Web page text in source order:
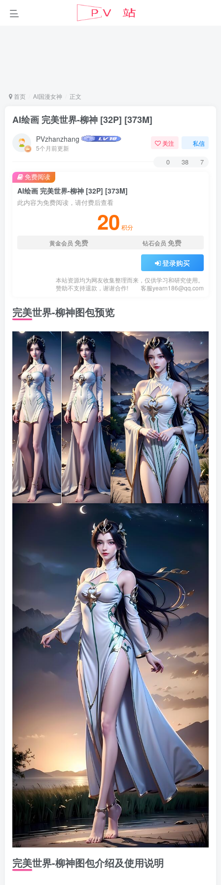
首页 AI国漫女神 正文
AI绘画 完美世界-柳神 [32P] [373M]
PVzhanzhang
5个月前更新
关注 私信
0 38 7
AI绘画 完美世界-柳神 [32P] [373M]
此内容为免费阅读，请付费后查看
20 积分
黄金会员 免费 钻石会员 免费
登录购买
本站资源均为网友收集整理而来，仅供学习和研究使用。
赞助不支持退款，谢谢合作!
客服yearn186@qq.com
免费阅读
完美世界-柳神图包预览
完美世界-柳神图包介绍及使用说明